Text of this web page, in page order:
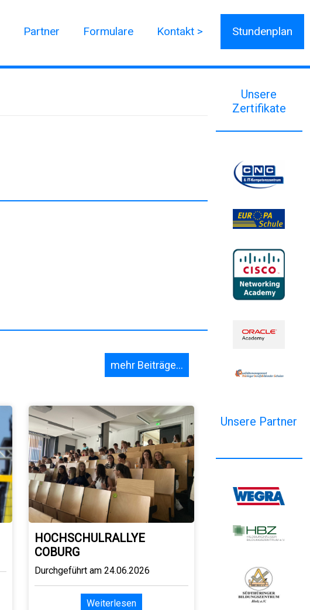
Partner Formulare Kontakt > Stundenplan
mehr Beiträge...
HOCHSCHULRALLYE
COBURG
Durchgeführt am 24.06.2026
Weiterlesen
Unsere
Zertifikate
Unsere Partner